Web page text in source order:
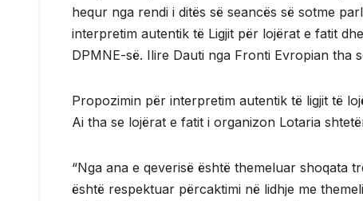
hequr nga rendi i ditës së seancës së sotme
interpretim autentik të Ligjit për lojërat e fatit
DPMNE-së. Ilire Dauti nga Fronti Evropian tha
Propozimin për interpretim autentik të ligjit të
Ai tha se lojërat e fatit i organizon Lotaria
“Nga ana e qeverisë është themeluar shoqata
është respektuar përcaktimi në lidhje me